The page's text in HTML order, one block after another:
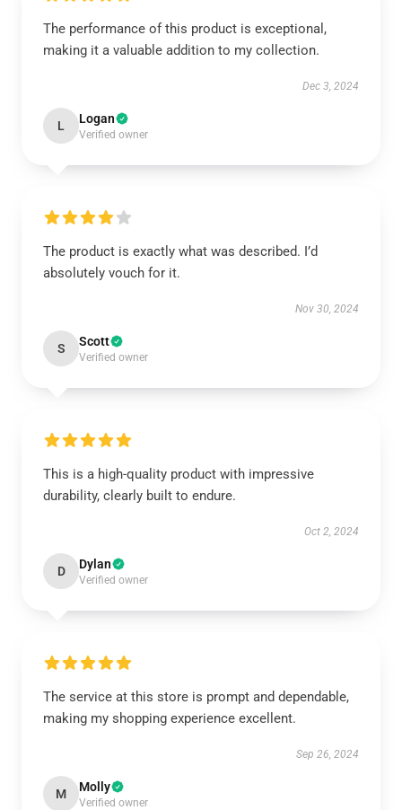
The performance of this product is exceptional,
making it a valuable addition to my collection.
Dec 3, 2024
L Logan
Verified owner
The product is exactly what was described. I’d
absolutely vouch for it.
Nov 30, 2024
S Scott
Verified owner
This is a high-quality product with impressive
durability, clearly built to endure.
Oct 2, 2024
D Dylan
Verified owner
The service at this store is prompt and dependable,
making my shopping experience excellent.
Sep 26, 2024
M Molly
Verified owner